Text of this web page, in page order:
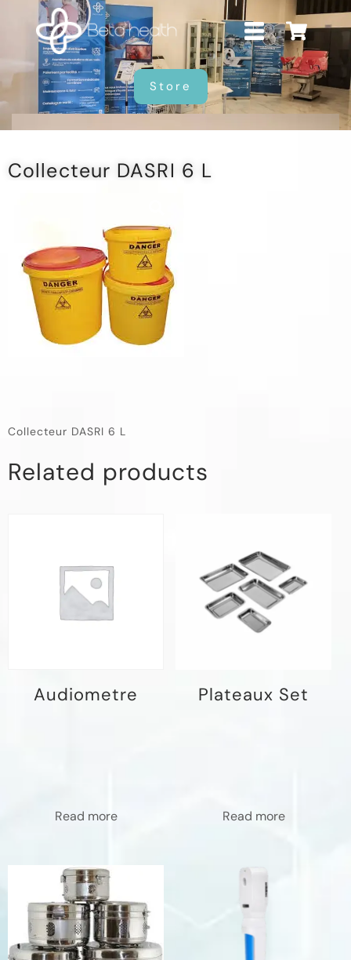
Store
Collecteur DASRI 6 L
Collecteur DASRI 6 L
Related products
Audiometre
Read more
Plateaux Set
Read more